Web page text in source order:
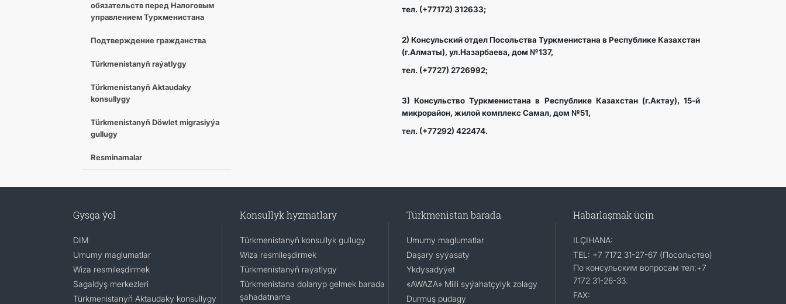
обязательств перед Налоговым
управлением Туркменистана
Подтверждение гражданства
Türkmenistanyň raýatlygy
Türkmenistanyň Aktaudaky
konsullygy
Türkmenistanyň Döwlet migrasiyýa
gullugy
Resminamalar
тел. (+77172) 312633;
2) Консульский отдел Посольства Туркменистана в Республике Казахстан
(г.Алматы), ул.Назарбаева, дом №137,
тел. (+7727) 2726992;
3) Консульство Туркменистана в Республике Казахстан (г.Актау), 15-й
микрорайон, жилой комплекс Самал, дом №51,
тел. (+77292) 422474.
Gysga ýol
DIM
Umumy maglumatlar
Wiza resmileşdirmek
Sagaldyş merkezleri
Türkmenistanyň Aktaudaky konsullygy
Konsullyk hyzmatlary
Türkmenistanyň konsullyk gullugy
Wiza resmileşdirmek
Türkmenistanyň raýatlygy
Türkmenistana dolanyp gelmek barada
şahadatnama
Türkmenistan barada
Umumy maglumatlar
Daşary syýasaty
Ykdysadyýet
«AWAZA» Milli syýahatçylyk zolagy
Durmuş pudagy
Habarlaşmak üçin
ILÇIHANA:
TEL: +7 7172 31-27-67 (Посольство)
По консульским вопросам тел:+7
7172 31-26-33.
FAX: